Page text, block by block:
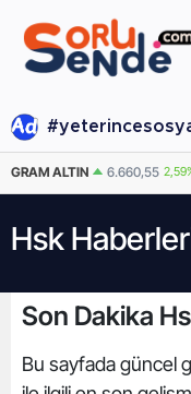
GRAM ALTIN 6.660,55
Hsk
Son Dakika
Bu sayfada güncel